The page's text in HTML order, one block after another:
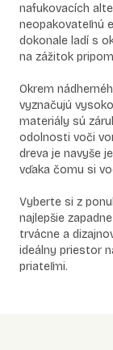
nafukovacích
neopakovateľnú
dokonale ladí s
na zážitok
Okrem
vyznačujú
materiály sú
odolnosti voči
dreva je navyše
vďaka čomu si
Vyberte si z
najlepšie
trvácne a
ideálny priestor
priateľmi.